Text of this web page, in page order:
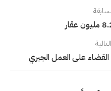
على العمل الجبري